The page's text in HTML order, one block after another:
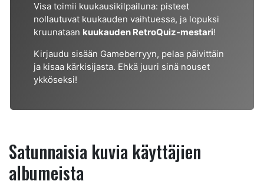
Visa toimii kuukausikilpailuna: pisteet
nollautuvat kuukauden vaihtuessa, ja lopuksi
kruunataan kuukauden RetroQuiz-mestari!
Kirjaudu sisään Gameberryyn, pelaa päivittäin
ja kisaa kärkisijasta. Ehkä juuri sinä nouset
ykköseksi!
Satunnaisia kuvia käyttäjien
albumeista